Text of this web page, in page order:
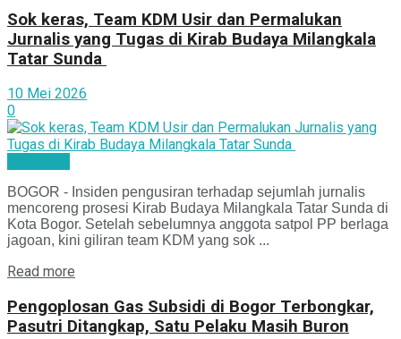
Sok keras, Team KDM Usir dan Permalukan
Jurnalis yang Tugas di Kirab Budaya Milangkala
Tatar Sunda
10 Mei 2026
0
BOGOR - Insiden pengusiran terhadap sejumlah jurnalis
mencoreng prosesi Kirab Budaya Milangkala Tatar Sunda di
Kota Bogor. Setelah sebelumnya anggota satpol PP berlaga
jagoan, kini giliran team KDM yang sok ...
Read more
Pengoplosan Gas Subsidi di Bogor Terbongkar,
Pasutri Ditangkap, Satu Pelaku Masih Buron